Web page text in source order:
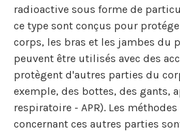
radioactive sous forme de
ce type sont conçus pour
corps, les bras et les jambes du
peuvent être utilisés avec des
protègent d'autres parties du
exemple, des bottes, des gants,
respiratoire - APR). Les
concernant ces autres parties